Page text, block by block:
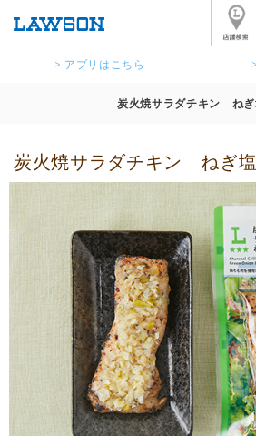
> アプリはこちら
炭火焼サラダチキン ねぎ
炭火焼サラダチキン ねぎ